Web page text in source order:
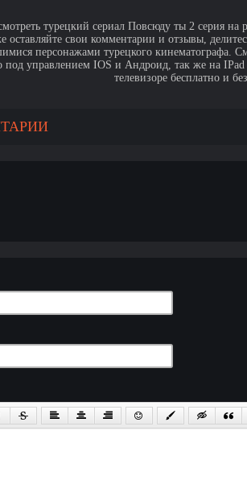
турецкий сериал Повсюду ты 2 серия
оставляйте свои комментарии и отзывы,
персонажами турецкого кинематографа.
под управлением IOS и Андроид, так же на
телевизоре бесплатно и